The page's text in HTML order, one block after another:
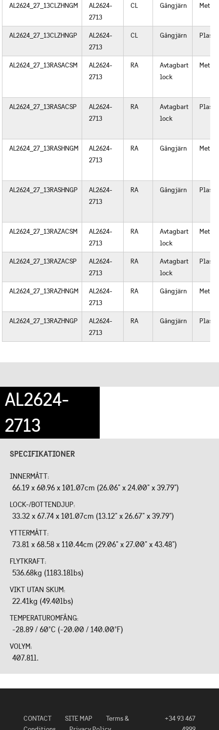
AL2624_27_13CLZHNGM
AL2624-
2713
CL Gångjärn Metall
AL2624_27_13CLZHNGP
AL2624-
2713
CL Gångjärn Plast
AL2624_27_13RASACSM
AL2624-
2713
RA
Avtagbart
lock
Metall
AL2624_27_13RASACSP
AL2624-
2713
RA
Avtagbart
lock
Plast
AL2624_27_13RASHNGM
AL2624-
2713
RA Gångjärn Metall
AL2624_27_13RASHNGP
AL2624-
2713
RA Gångjärn Plast
AL2624_27_13RAZACSM
AL2624-
2713
RA
Avtagbart
lock
Metall
AL2624_27_13RAZACSP
AL2624-
2713
RA
Avtagbart
lock
Plast
AL2624_27_13RAZHNGM
AL2624-
2713
RA Gångjärn Metall
AL2624_27_13RAZHNGP
AL2624-
2713
RA Gångjärn Plast
AL2624-
2713
SPECIFIKATIONER
INNERMÅTT:
66.19 x 60.96 x 101.07cm (26.06" x 24.00" x 39.79")
LOCK-/BOTTENDJUP:
33.32 x 67.74 x 101.07cm (13.12" x 26.67" x 39.79")
YTTERMÅTT:
73.81 x 68.58 x 110.44cm (29.06" x 27.00" x 43.48")
FLYTKRAFT:
536.68kg (1183.18lbs)
VIKT UTAN SKUM:
22.41kg (49.40lbs)
TEMPERATUROMFÅNG:
-28.89 / 60°C (-20.00 / 140.00°F)
VOLYM:
407.81l.
CONTACT SITE MAP
Terms &
+34 93 467